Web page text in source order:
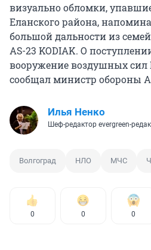
визуально обломки,
Еланского района,
большой дальности из
AS-23 KODIAK. О
вооружение воздушных сил
сообщал министр обороны
Илья Ненко
Шеф-редактор evergreen-
Волгоград НЛО МЧС
0 0 0